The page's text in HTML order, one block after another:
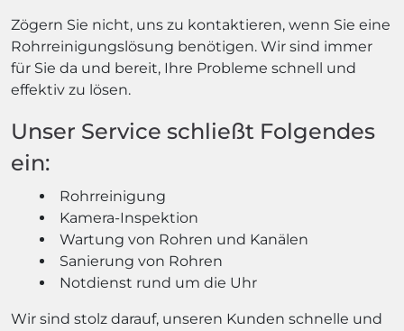
Zögern Sie nicht, uns zu kontaktieren, wenn Sie eine
Rohrreinigungslösung benötigen. Wir sind immer
für Sie da und bereit, Ihre Probleme schnell und
effektiv zu lösen.
Unser Service schließt Folgendes
ein:
Rohrreinigung
Kamera-Inspektion
Wartung von Rohren und Kanälen
Sanierung von Rohren
Notdienst rund um die Uhr
Wir sind stolz darauf, unseren Kunden schnelle und